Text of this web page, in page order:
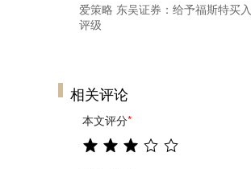
爱策略 东吴证券：给予福斯特买入
评级
相关评论
本文评分*